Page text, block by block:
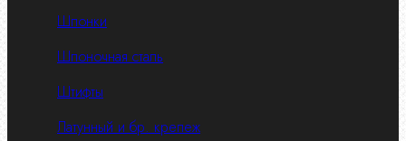
Шпонки
Шпоночная сталь
Штифты
Латунный и бр. крепеж